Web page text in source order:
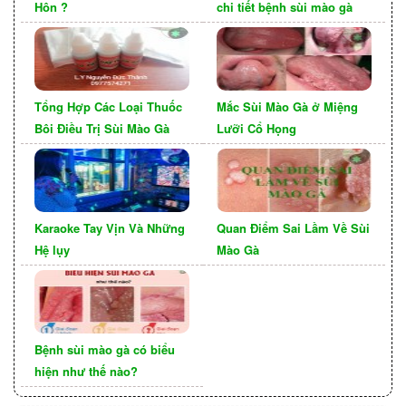
Về khả năng chữa khỏi hoàn toàn, hiện tại chưa
có loại thuốc nào có thể điều trị được virus HPV
gây nên các nốt sùi mào gà. Điều này có nghĩa là
bệnh nhân có thể sống chung với bệnh suốt đời.
Bệnh nhân có thể có hoặc không có triệu chứng
ra bên ngoài và có nguy cơ truyền bệnh cho bạn
tình nếu họ quan hệ tình dục không an toàn.
Hôn ?
chi tiết bệnh sùi mào gà
Tổng Hợp Các Loại Thuốc
Bôi Điều Trị Sùi Mào Gà
Mắc Sùi Mào Gà ở Miệng
Lưỡi Cổ Họng
Karaoke Tay Vịn Và Những
Hệ lụy
Quan Điểm Sai Lầm Về Sùi
Mào Gà
Bệnh sùi mào gà có biểu
hiện như thế nào?